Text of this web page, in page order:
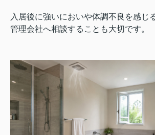
入居後に強いにおいや体調不良を感じ
管理会社へ相談することも大切です。